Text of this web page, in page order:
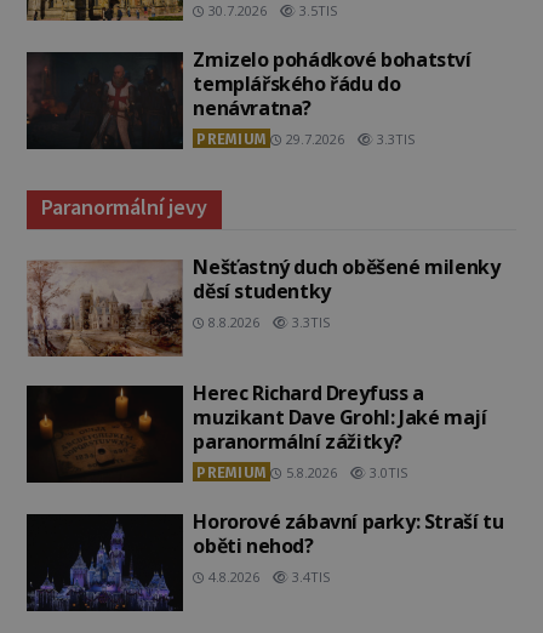
30.7.2026 3.5TIS
Zmizelo pohádkové bohatství
templářského řádu do
nenávratna?
PREMIUM 29.7.2026 3.3TIS
Paranormální jevy
Nešťastný duch oběšené milenky
děsí studentky
8.8.2026 3.3TIS
Herec Richard Dreyfuss a
muzikant Dave Grohl: Jaké mají
paranormální zážitky?
PREMIUM 5.8.2026 3.0TIS
Hororové zábavní parky: Straší tu
oběti nehod?
4.8.2026 3.4TIS